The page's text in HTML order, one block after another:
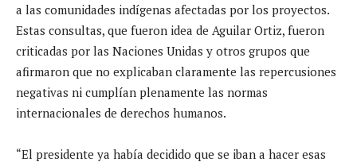
a las comunidades indígenas afectadas por los proyectos.
Estas consultas, que fueron idea de Aguilar Ortiz, fueron
criticadas por las Naciones Unidas y otros grupos que
afirmaron que no explicaban claramente las repercusiones
negativas ni cumplían plenamente las normas
internacionales de derechos humanos.
“El presidente ya había decidido que se iban a hacer esas